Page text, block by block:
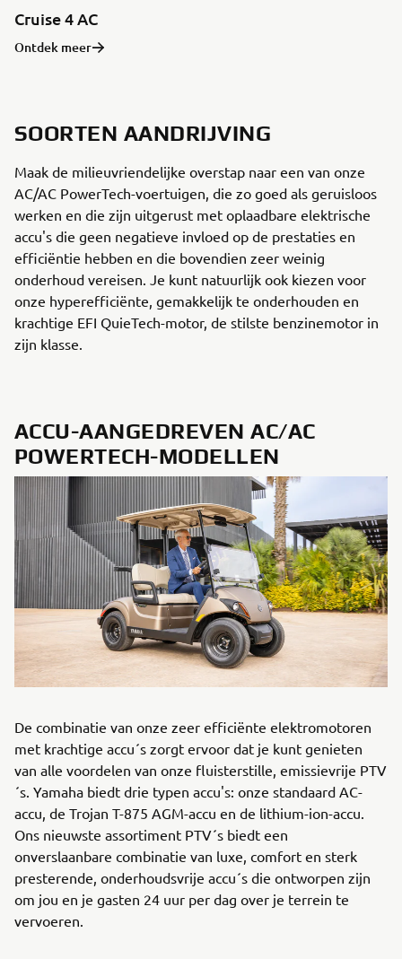
Cruise 4 AC
Ontdek meer
SOORTEN AANDRIJVING
Maak de milieuvriendelijke overstap naar een van onze
AC/AC PowerTech-voertuigen, die zo goed als geruisloos
werken en die zijn uitgerust met oplaadbare elektrische
accu's die geen negatieve invloed op de prestaties en
efficiëntie hebben en die bovendien zeer weinig
onderhoud vereisen. Je kunt natuurlijk ook kiezen voor
onze hyperefficiënte, gemakkelijk te onderhouden en
krachtige EFI QuieTech-motor, de stilste benzinemotor in
zijn klasse.
ACCU-AANGEDREVEN AC/AC
POWERTECH-MODELLEN
De combinatie van onze zeer efficiënte elektromotoren
met krachtige accu´s zorgt ervoor dat je kunt genieten
van alle voordelen van onze fluisterstille, emissievrije PTV
´s. Yamaha biedt drie typen accu's: onze standaard AC-
accu, de Trojan T-875 AGM-accu en de lithium-ion-accu.
Ons nieuwste assortiment PTV´s biedt een
onverslaanbare combinatie van luxe, comfort en sterk
presterende, onderhoudsvrije accu´s die ontworpen zijn
om jou en je gasten 24 uur per dag over je terrein te
vervoeren.